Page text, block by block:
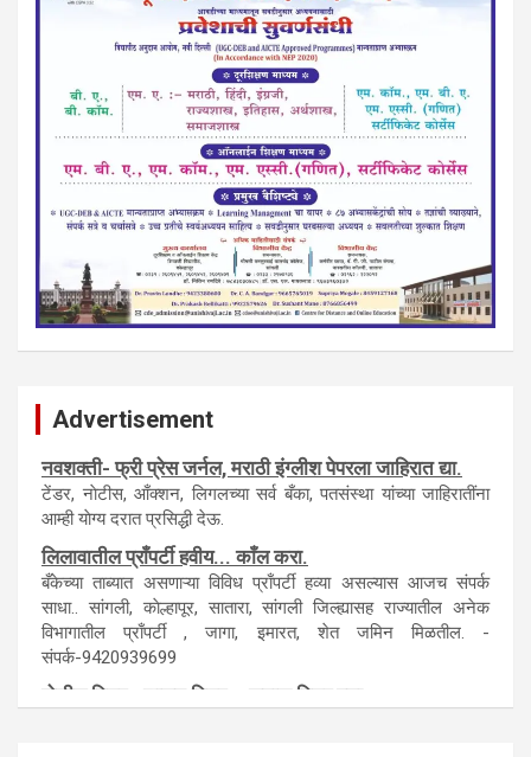
Advertisement
नवशक्ती- फ्री प्रेस जर्नल, मराठी इंग्लीश पेपरला जाहिरात द्या.
टेंडर, नाेटीस, आँक्शन, लिगलच्या सर्व बँका, पतसंस्था यांच्या जाहिरातींना
आम्ही याेग्य दरात प्रसिद्धी देऊ.
लिलावातील प्राँपर्टी हवीय... काँल करा.
बँकेच्या ताब्यात असणाऱ्या विविध प्राँपर्टी हव्या असल्यास आजच संपर्क
साधा.. सांगली, काेल्हापूर, सातारा, सांगली जिल्ह्यासह राज्यातील अनेक
विभागातील प्राँपर्टी , जागा, इमारत, शेत जमिन मिळतील. -
संपर्क-9420939699